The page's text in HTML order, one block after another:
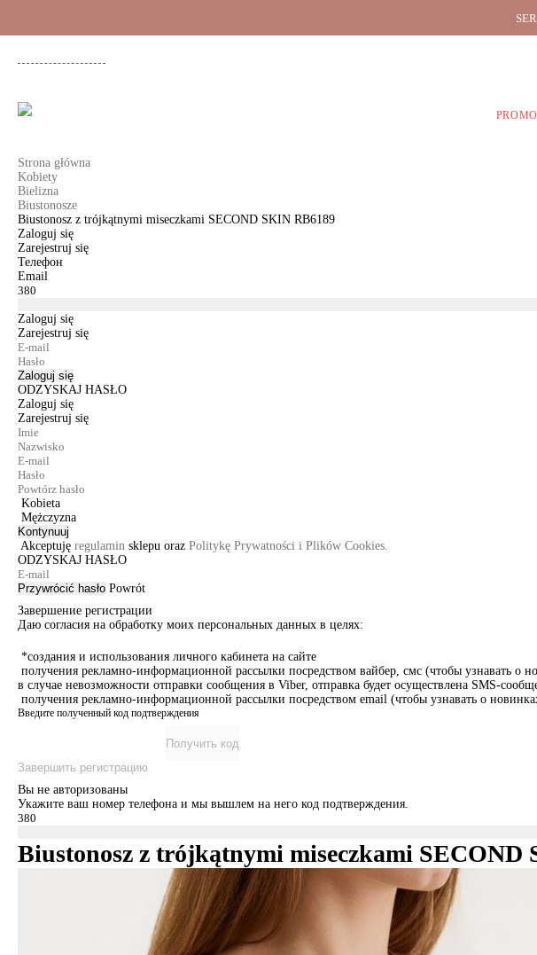
Strona główna
Kobiety
Bielizna
Biustonosze
Biustonosz z trójkątnymi miseczkami SECOND SKIN RB6189
Zaloguj się
Zarejestruj się
Телефон
Email
Zaloguj się
Zarejestruj się
Zaloguj się
ODZYSKAJ HASŁO
Zaloguj się
Zarejestruj się
Kobieta
Mężczyzna
Kontynuuj
Akceptuję regulamin sklepu oraz Politykę Prywatności i Plików Cookies.
ODZYSKAJ HASŁO
Przywrócić hasło Powrót
Завершение регистрации
Даю согласия на обработку моих персональных данных в целях:
*создания и использования личного кабинета на сайте
получения рекламно-информационной рассылки посредством вайбер, смс (чтобы узнавать о
в случае невозможности отправки сообщения в Viber, отправка будет осуществлена SMS-
получения рекламно-информационной рассылки посредством email (чтобы узнавать о
Введите полученный код подтверждения
Получить код
Завершить регистрацию
Вы не авторизованы
Укажите ваш номер телефона и мы вышлем на него код подтверждения.
Biustonosz z trójkątnymi miseczkami SECOND